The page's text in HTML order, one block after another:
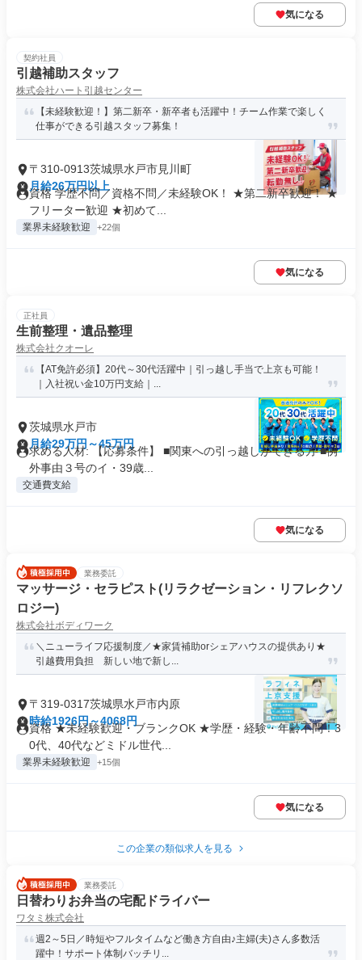
気になる
契約社員
引越補助スタッフ
株式会社ハート引越センター
【未経験歓迎！】第二新卒・新卒者も活躍中！チーム作業で楽しく
仕事ができる引越スタッフ募集！
〒310-0913茨城県水戸市見川町
月給26万円以上
資格 学歴不問／資格不問／未経験OK！ ★第二新卒歓迎！ ★
フリーター歓迎 ★初めて...
業界未経験歓迎 +22個
気になる
正社員
生前整理・遺品整理
株式会社クオーレ
【AT免許必須】20代～30代活躍中｜引っ越し手当で上京も可能！
｜入社祝い金10万円支給｜...
茨城県水戸市
月給29万円～45万円
求める人材: 【応募条件】 ■関東への引っ越しができる方 ■例
外事由３号のイ・39歳...
交通費支給
気になる
業務委託
マッサージ・セラピスト(リラクゼーション・リフレクソ
ロジー)
株式会社ボディワーク
＼ニューライフ応援制度／★家賃補助orシェアハウスの提供あり★
引越費用負担 新しい地で新し...
〒319-0317茨城県水戸市内原
時給1926円～4068円
資格 ★未経験歓迎・ブランクOK ★学歴・経験・年齢不問！3
0代、40代などミドル世代...
業界未経験歓迎 +15個
気になる
この企業の類似求人を見る
業務委託
日替わりお弁当の宅配ドライバー
ワタミ株式会社
週2～5日／時短やフルタイムなど働き方自由♪主婦(夫)さん多数活
躍中！サポート体制バッチリ...